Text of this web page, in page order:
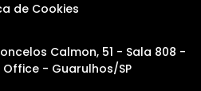
de Cookies
Calmon, 51 - Sala 808 -
- Guarulhos/SP